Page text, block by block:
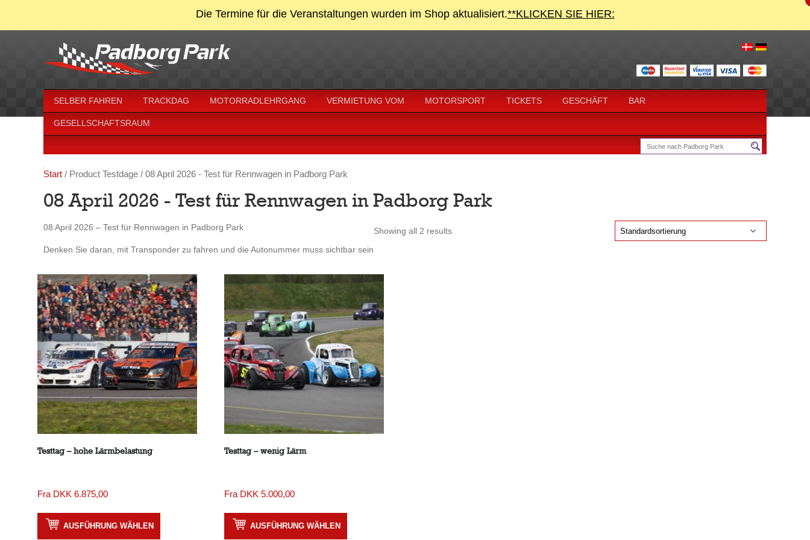
Die Termine für die Veranstaltungen wurden im Shop aktualisiert.**KLICKEN SIE HIER:
SELBER FAHREN TRACKDAG MOTORRADLEHRGANG VERMIETUNG VOM MOTORSPORT TICKETS GESCHÄFT BAR
GESELLSCHAFTSRAUM
Start / Product Testdage / 08 April 2026 - Test für Rennwagen in Padborg Park
08 April 2026 - Test für Rennwagen in Padborg Park
08 April 2026 – Test für Rennwagen in Padborg Park
Denken Sie daran, mit Transponder zu fahren und die Autonummer muss sichtbar sein
Showing all 2 results
Testtag – hohe Lärmbelastung
Fra DKK 6.875,00
AUSFÜHRUNG WÄHLEN
Testtag – wenig Lärm
Fra DKK5.000,00
AUSFÜHRUNG WÄHLEN